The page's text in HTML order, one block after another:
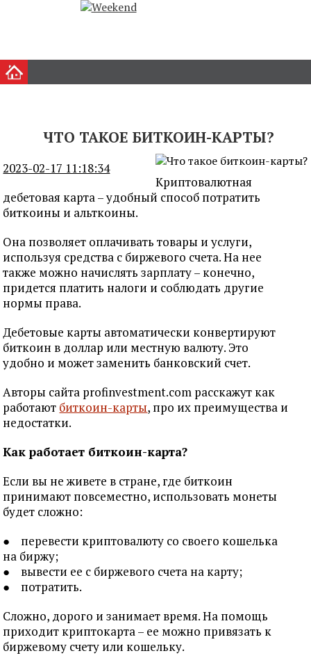
ЧТО ТАКОЕ БИТКОИН-КАРТЫ?
2023-02-17 11:18:34
Криптовалютная
дебетовая карта – удобный способ потратить
биткоины и альткоины.
Она позволяет оплачивать товары и услуги,
используя средства с биржевого счета. На нее
также можно начислять зарплату – конечно,
придется платить налоги и соблюдать другие
нормы права.
Дебетовые карты автоматически конвертируют
биткоин в доллар или местную валюту. Это
удобно и может заменить банковский счет.
Авторы сайта profinvestment.com расскажут как
работают биткоин-карты, про их преимущества и
недостатки.
Как работает биткоин-карта?
Если вы не живете в стране, где биткоин
принимают повсеместно, использовать монеты
будет сложно:
● перевести криптовалюту со своего кошелька
на биржу;
● вывести ее с биржевого счета на карту;
● потратить.
Сложно, дорого и занимает время. На помощь
приходит криптокарта – ее можно привязать к
биржевому счету или кошельку.